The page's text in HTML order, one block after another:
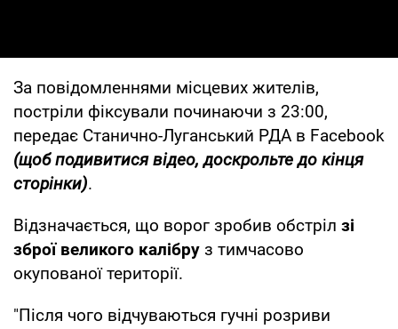
За повідомленнями місцевих жителів,
постріли фіксували починаючи з 23:00,
передає Станично-Луганський РДА в Facebook
(щоб подивитися відео, доскрольте до кінця
сторінки).
Відзначається, що ворог зробив обстріл зі
зброї великого калібру з тимчасово
окупованої території.
"Після чого відчуваються гучні розриви